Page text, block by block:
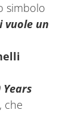
simbolo
vuole un
che